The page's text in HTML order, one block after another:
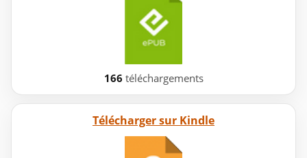
166 téléchargements
Télécharger sur Kindle